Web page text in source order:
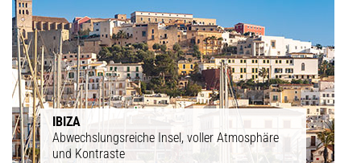
IBIZA
Abwechslungsreiche Insel, voller Atmosphäre
und Kontraste